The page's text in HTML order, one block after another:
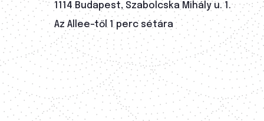
1114 Budapest, Szabolcska Mihály u. 1.
Az Allee-től 1 perc sétára